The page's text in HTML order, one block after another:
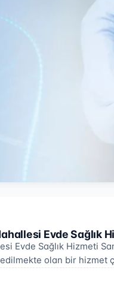
Evde Sağlık
Evde Sağlık Hizmeti
olan bir hizmet